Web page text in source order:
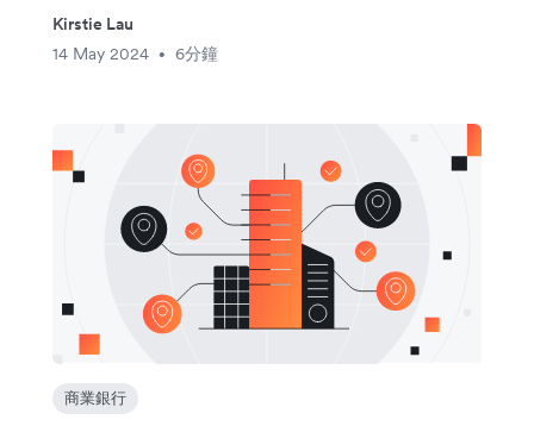
Kirstie Lau
14 May 2024
• 6分鐘
商業銀行